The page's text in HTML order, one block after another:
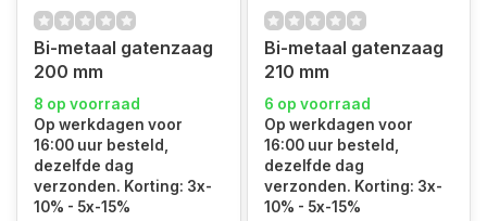
Bi-metaal gatenzaag
200 mm
8 op voorraad
Op werkdagen voor
16:00 uur besteld,
dezelfde dag
verzonden. Korting: 3x-
10% - 5x-15%
Bi-metaal gatenzaag
210 mm
6 op voorraad
Op werkdagen voor
16:00 uur besteld,
dezelfde dag
verzonden. Korting: 3x-
10% - 5x-15%